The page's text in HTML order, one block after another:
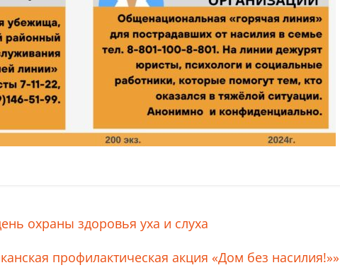
охраны здоровья уха и слуха
профилактическая акция «Дом без насилия!»»